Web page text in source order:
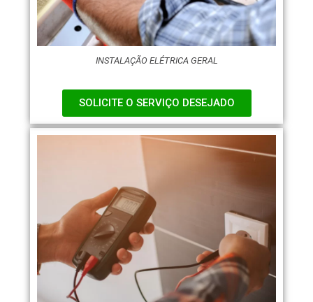
INSTALAÇÃO ELÉTRICA GERAL
SOLICITE O SERVIÇO DESEJADO